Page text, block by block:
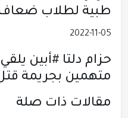
طبية لطلاب
2022-11-05
حزام دلتا #أبين
متهمين بجريمة
مقالات ذات صلة